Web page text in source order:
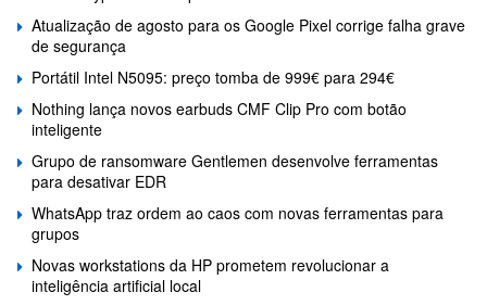
Atualização de agosto para os Google Pixel corrige falha grave
de segurança
Portátil Intel N5095: preço tomba de 999€ para 294€
Nothing lança novos earbuds CMF Clip Pro com botão
inteligente
Grupo de ransomware Gentlemen desenvolve ferramentas
para desativar EDR
WhatsApp traz ordem ao caos com novas ferramentas para
grupos
Novas workstations da HP prometem revolucionar a
inteligência artificial local